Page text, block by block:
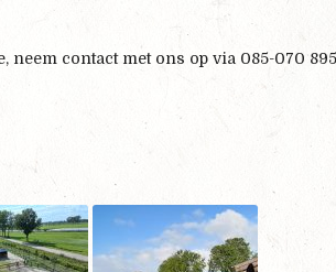
neem contact met ons op via 085-070